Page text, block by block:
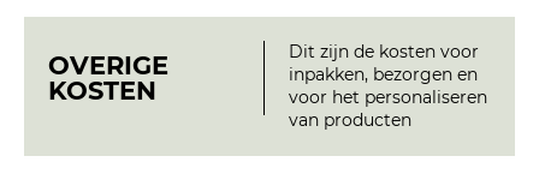
OVERIGE
KOSTEN
Dit zijn de kosten voor
inpakken, bezorgen en
voor het personaliseren
van producten